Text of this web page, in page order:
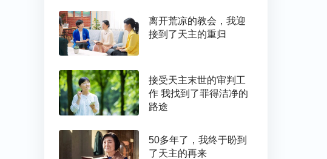
离开荒凉的教会，我迎
接到了天主的重归
接受天主末世的审判工
作 我找到了罪得洁净的
路途
50多年了，我终于盼到
了天主的再来